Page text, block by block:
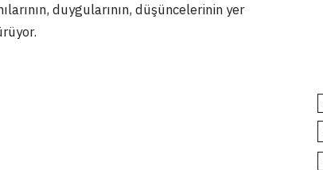
duygularının, düşüncelerinin yer